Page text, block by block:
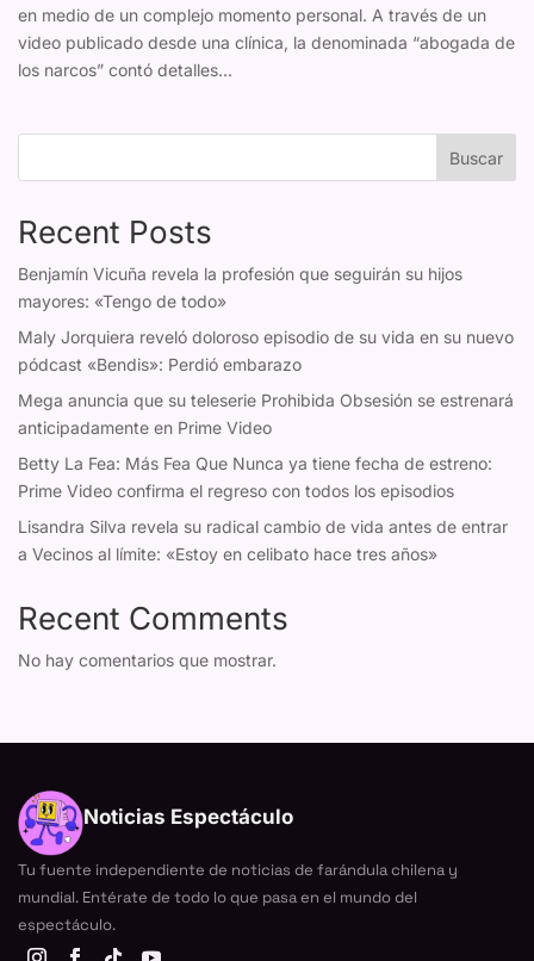
en medio de un complejo momento personal. A través de un
video publicado desde una clínica, la denominada “abogada de
los narcos” contó detalles...
Buscar
Recent Posts
Benjamín Vicuña revela la profesión que seguirán su hijos
mayores: «Tengo de todo»
Maly Jorquiera reveló doloroso episodio de su vida en su nuevo
pódcast «Bendis»: Perdió embarazo
Mega anuncia que su teleserie Prohibida Obsesión se estrenará
anticipadamente en Prime Video
Betty La Fea: Más Fea Que Nunca ya tiene fecha de estreno:
Prime Video confirma el regreso con todos los episodios
Lisandra Silva revela su radical cambio de vida antes de entrar
a Vecinos al límite: «Estoy en celibato hace tres años»
Recent Comments
No hay comentarios que mostrar.
Noticias Espectáculo
Tu fuente independiente de noticias de farándula chilena y
mundial. Entérate de todo lo que pasa en el mundo del
espectáculo.